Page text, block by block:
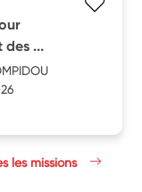
...
les missions